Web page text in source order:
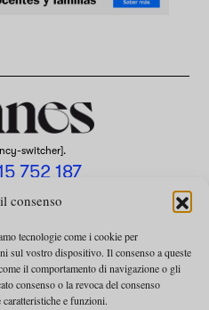
consenso
tecnologie come i cookie per
sul vostro dispositivo. Il consenso a queste
il comportamento di navigazione o gli
consenso o la revoca del consenso
e funzioni.
switcher].
752 187